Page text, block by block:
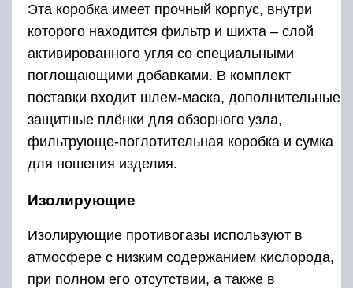
Эта коробка имеет прочный корпус, внутри
которого находится фильтр и шихта – слой
активированного угля со специальными
поглощающими добавками. В комплект
поставки входит шлем-маска, дополнительные
защитные плёнки для обзорного узла,
фильтрующе-поглотительная коробка и сумка
для ношения изделия.
Изолирующие
Изолирующие противогазы используют в
атмосфере с низким содержанием кислорода,
при полном его отсутствии, а также в